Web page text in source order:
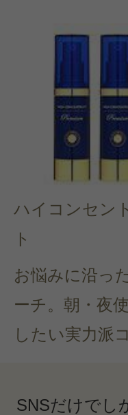
ハイコンセン
ト
お悩みに沿っ
ーチ。朝・夜
したい実力派
SNSだけでし